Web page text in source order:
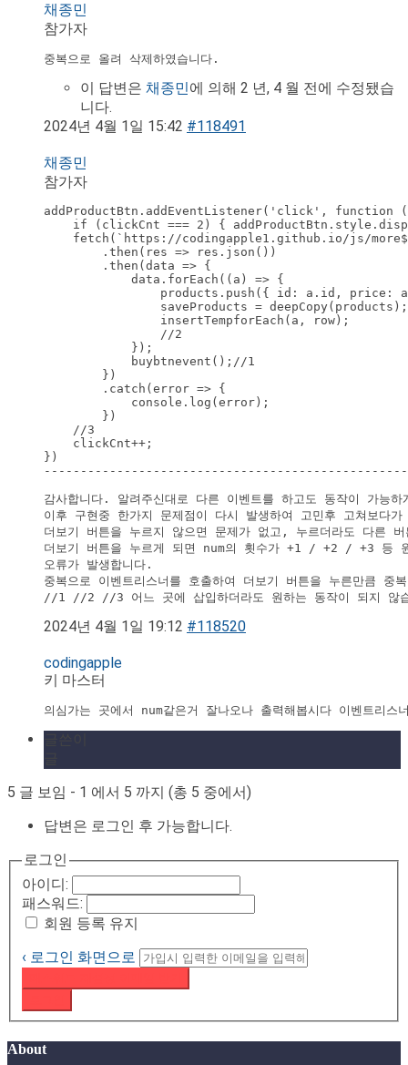
채종민
참가자
중복으로 올려 삭제하였습니다.
이 답변은 채종민에 의해 2 년, 4 월 전에 수정됐습
니다.
2024년 4월 1일 15:42 #118491
채종민
참가자
addProductBtn.addEventListener('click', function
if (clickCnt === 2) {
fetch(`https://codingapple1.github.io/js/
.then(res => res.json())
.then(data => {
data.forEach((a) => {
products.push({ id: a.id, price:
saveProducts = deepCopy(products);
insertTempforEach(a, row);
                //2
});
            buybtnevent();//1
})
.catch(error => {
console.log(error);
})
//3
clickCnt++;
})
감사합니다. 알려주신대로 다른 이벤트를 하고도 동작이 가능
이후 구현중 한가지 문제점이 다시 발생하여 고민후 고쳐보다
더보기 버튼을 누르지 않으면 문제가 없고, 누르더라도 다른
더보기 버튼을 누르게 되면 num의 횟수가 +1 / +2 / +3 등 원
오류가 발생합니다.
중복으로 이벤트리스너를 호출하여 더보기 버튼을 누른만큼 중
//1 //2 //3 어느 곳에 삽입하더라도 원하는 동작이 되지 않
2024년 4월 1일 19:12 #118520
codingapple
키 마스터
의심가는 곳에서 num같은거 잘나오나 출력해봅시다 이벤트리스
5 글 보임 - 1 에서 5 까지 (총 5 중에서)
답변은 로그인 후 가능합니다.
로그인
아이디:
패스워드:
회원 등록 유지
‹ 로그인 화면으로
About